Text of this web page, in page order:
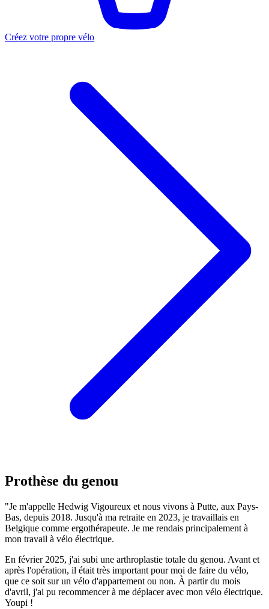
Créez votre propre vélo
Prothèse du genou
"Je m'appelle Hedwig Vigoureux et nous vivons à Putte, aux Pays-
Bas, depuis 2018. Jusqu'à ma retraite en 2023, je travaillais en
Belgique comme ergothérapeute. Je me rendais principalement à
mon travail à vélo électrique.
En février 2025, j'ai subi une arthroplastie totale du genou. Avant et
après l'opération, il était très important pour moi de faire du vélo,
que ce soit sur un vélo d'appartement ou non. À partir du mois
d'avril, j'ai pu recommencer à me déplacer avec mon vélo électrique.
Youpi !